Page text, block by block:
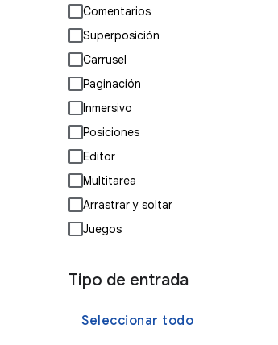
Comentarios
Superposición
Carrusel
Paginación
Inmersivo
Posiciones
Editor
Multitarea
Arrastrar y soltar
Juegos
Tipo de entrada
Seleccionar todo